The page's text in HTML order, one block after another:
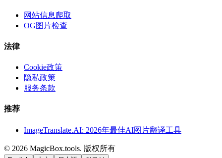
网站信息爬取
OG图片检查
法律
Cookie政策
隐私政策
服务条款
推荐
ImageTranslate.AI: 2026年最佳AI图片翻译工具
© 2026 MagicBox.tools. 版权所有